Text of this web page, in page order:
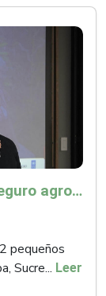
Minagricultura lanza piloto de seguro agropecuario por $9.625 millones para proteger a más de 14.000 pequeños productores contra riesgos del Fenómeno de El Niño
pequeños
Sucre... Leer